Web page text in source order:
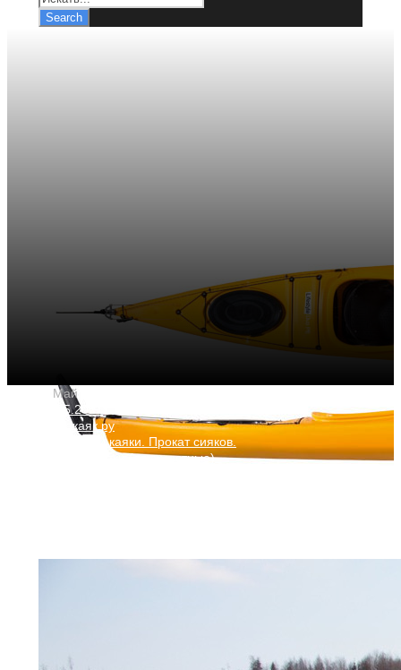
Май
27.05.2021
Рентакаяк.ру
Байдарки и каяки. Прокат сияков.
Морские каяки (двухместные)